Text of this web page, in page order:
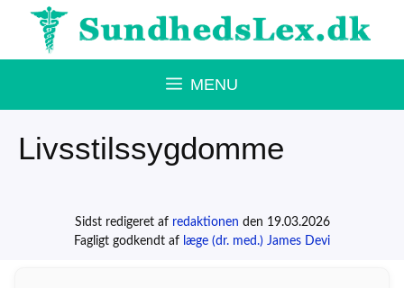
Hop
MENU
Livsstilssygdomme
Sidst redigeret af redaktionen den 19.03.2026
Fagligt godkendt af læge (dr. med.) James Devi